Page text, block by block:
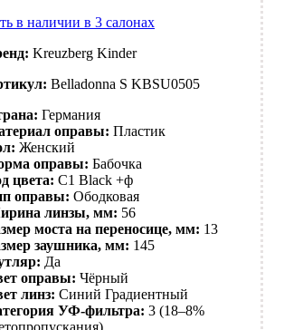
в наличии в 3 салонах
Kreuzberg Kinder
Belladonna S KBSU0505
Германия
оправы: Пластик
Женский
оправы: Бабочка
цвета: C1 Black +ф
оправы: Ободковая
линзы, мм: 56
моста на переносице, мм: 13
заушника, мм: 145
Да
оправы: Чёрный
линз: Синий Градиентный
УФ-фильтра: 3 (18–8%